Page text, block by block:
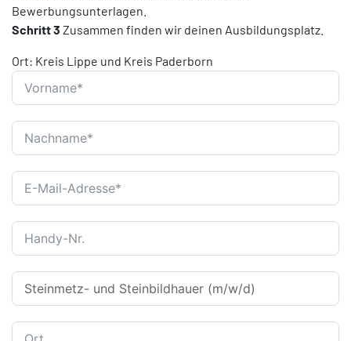
Bewerbungsunterlagen.
Schritt 3 Zusammen finden wir deinen Ausbildungsplatz.
Ort: Kreis Lippe und Kreis Paderborn